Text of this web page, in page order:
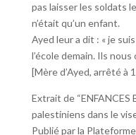
pas laisser les soldats
n’était qu’un enfant.
Ayed leur a dit : « je
l’école demain. Ils
[Mère d’Ayed, arrêté à
Extrait de “ENFANCES
palestiniens dans le
Publié par la